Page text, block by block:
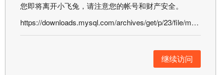
您即将离开小飞兔，请注意您的帐号和财产安全。
https://downloads.mysql.com/archives/get/p/23/file/mysql-5.7.34-win32.zip
继续访问